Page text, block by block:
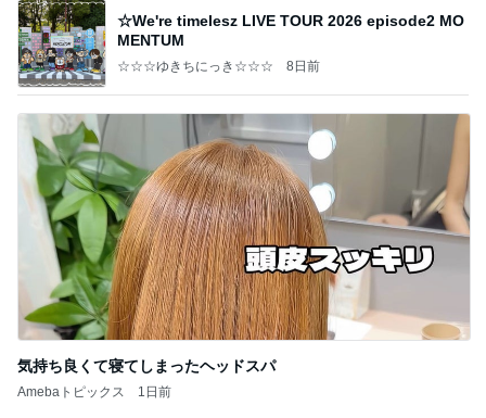
☆We're timelesz LIVE TOUR 2026 episode2 MO
MENTUM
☆☆☆ゆきちにっき☆☆☆ 8日前
気持ち良くて寝てしまったヘッドスパ
Amebaトピックス 1日前